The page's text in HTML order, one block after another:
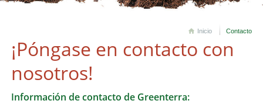
Inicio Contacto
¡Póngase en contacto con
nosotros!
Información de contacto de Greenterra: